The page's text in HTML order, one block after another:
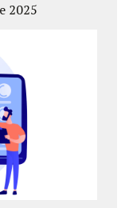
2025